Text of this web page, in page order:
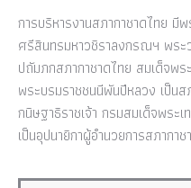
การบริหารงานสภากาชาดไทย มี
ศรีสินทรมหาวชิราลงกรณฯ พระ
ปถัมภกสภากาชาดไทย สมเด็จพ
พระบรมราชชนนีพันปีหลวง เป็นส
กนิษฐาธิราชเจ้า กรมสมเด็จพระ
เป็นอุปนายิกาผู้อำนวยการสภากาช